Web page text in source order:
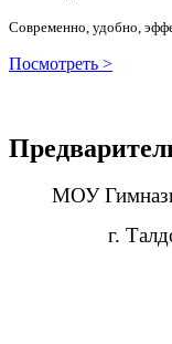
Современно, удобно,
Посмотреть >
МОУ
г.